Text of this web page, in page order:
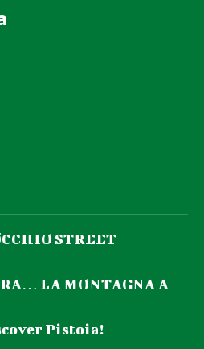
STREET
LA MONTAGNA A
Pistoia!